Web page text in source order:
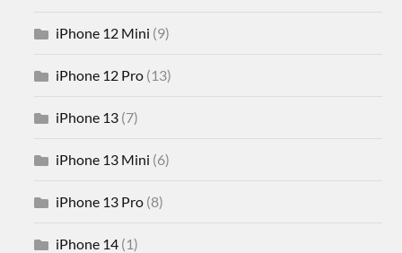
iPhone 12 Mini (9)
iPhone 12 Pro (13)
iPhone 13 (7)
iPhone 13 Mini (6)
iPhone 13 Pro (8)
iPhone 14 (1)